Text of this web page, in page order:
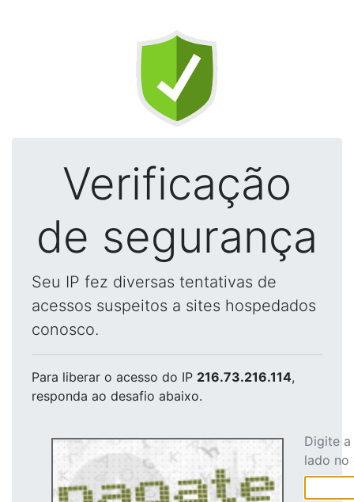
Verificação
de segurança
Seu IP fez diversas tentativas de
acessos suspeitos a sites hospedados
conosco.
Para liberar o acesso do IP 216.73.216.114,
responda ao desafio abaixo.
Digite
lado no